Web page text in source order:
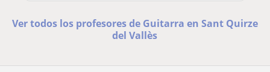
Ver todos los profesores de Guitarra en Sant Quirze
del Vallès